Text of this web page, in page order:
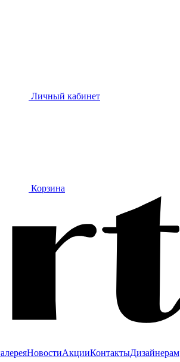
Личный кабинет
Корзина
НовостиАкцииКонтактыДизайнерам